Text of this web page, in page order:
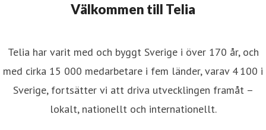
Välkommen till Telia
Telia har varit med och byggt Sverige i över 170 år, och
med cirka 15 000 medarbetare i fem länder, varav 4 100 i
Sverige, fortsätter vi att driva utvecklingen framåt –
lokalt, nationellt och internationellt.